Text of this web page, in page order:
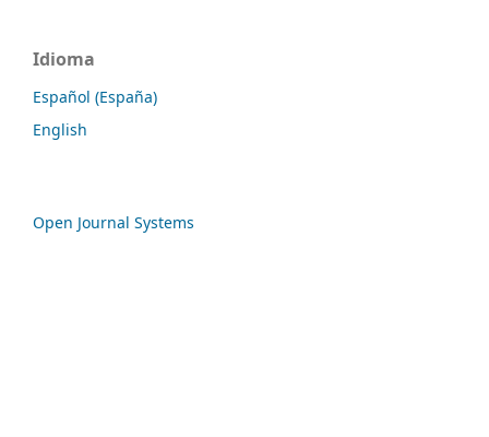
Idioma
Español (España)
English
Open Journal Systems